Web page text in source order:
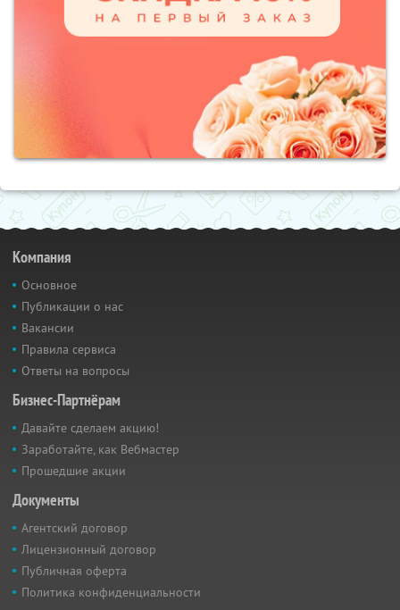
Компания
Основное
Публикации о нас
Вакансии
Правила сервиса
Ответы на вопросы
Бизнес-Партнёрам
Давайте сделаем акцию!
Заработайте, как Вебмастер
Прошедшие акции
Документы
Агентский договор
Лицензионный договор
Публичная оферта
Политика конфиденциальности